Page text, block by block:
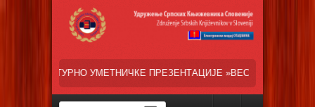
»ВЕСЕЛИ ДАНИ СРПСКЕ ДИЈАСПОРЕ« НАША